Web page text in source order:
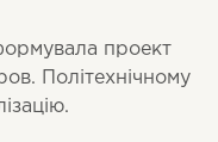
проект
Політехнічному